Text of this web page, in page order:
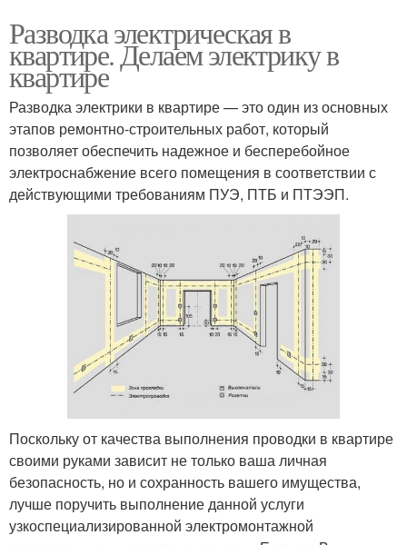
Разводка электрическая в
квартире. Делаем электрику в
квартире
Разводка электрики в квартире — это один из основных
этапов ремонтно-строительных работ, который
позволяет обеспечить надежное и бесперебойное
электроснабжение всего помещения в соответствии с
действующими требованиям ПУЭ, ПТБ и ПТЭЭП.
Поскольку от качества выполнения проводки в квартире
своими руками зависит не только ваша личная
безопасность, но и сохранность вашего имущества,
лучше поручить выполнение данной услуги
узкоспециализированной электромонтажной